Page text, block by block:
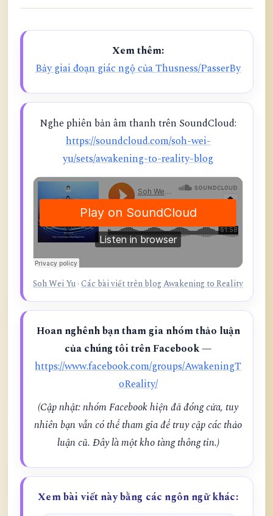
Xem thêm:
Bảy giai đoạn giác ngộ của Thusness/PasserBy
Nghe phiên bản âm thanh trên SoundCloud:
https://soundcloud.com/soh-wei-
yu/sets/awakening-to-reality-blog
Soh Wei Yu·Các bài viết trên blog Awakening to Reality
Hoan nghênh bạn tham gia nhóm thảo luận
của chúng tôi trên Facebook —
https://www.facebook.com/groups/AwakeningT
oReality/
(Cập nhật: nhóm Facebook hiện đã đóng cửa, tuy
nhiên bạn vẫn có thể tham gia để truy cập các thảo
luận cũ. Đây là một kho tàng thông tin.)
Xem bài viết này bằng các ngôn ngữ khác: